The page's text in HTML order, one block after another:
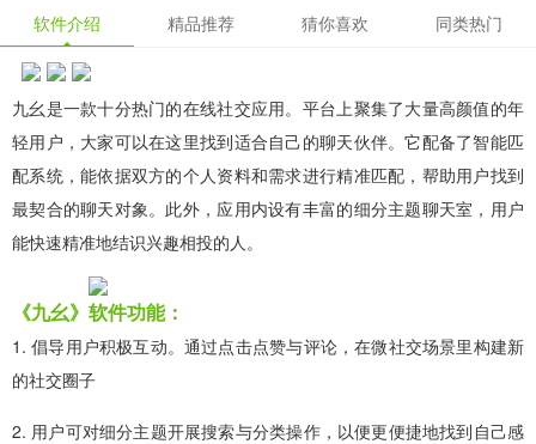
软件介绍 精品推荐 猜你喜欢 同类热门
九幺是一款十分热门的在线社交应用。平台上聚集了大量高颜值的年
轻用户，大家可以在这里找到适合自己的聊天伙伴。它配备了智能匹
配系统，能依据双方的个人资料和需求进行精准匹配，帮助用户找到
最契合的聊天对象。此外，应用内设有丰富的细分主题聊天室，用户
能快速精准地结识兴趣相投的人。
《九幺》软件功能：
1. 倡导用户积极互动。通过点击点赞与评论，在微社交场景里构建新
的社交圈子
2. 用户可对细分主题开展搜索与分类操作，以便更便捷地找到自己感